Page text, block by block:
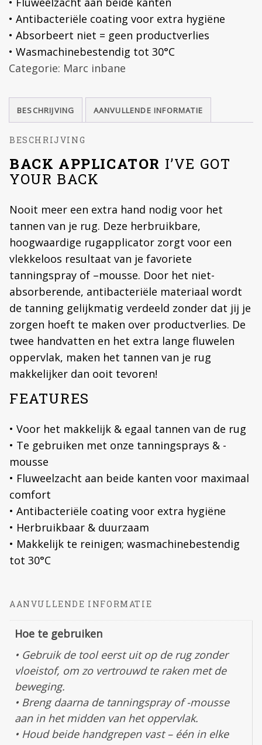
• Antibacteriële coating voor extra hygiëne
• Absorbeert niet = geen productverlies
• Wasmachinebestendig tot 30°C
Categorie: Marc inbane
BESCHRIJVING AANVULLENDE INFORMATIE
BESCHRIJVING
BACK APPLICATOR I’VE GOT
YOUR BACK
Nooit meer een extra hand nodig voor het
tannen van je rug. Deze herbruikbare,
hoogwaardige rugapplicator zorgt voor een
vlekkeloos resultaat van je favoriete
tanningspray of –mousse. Door het niet-
absorberende, antibacteriële materiaal wordt
de tanning gelijkmatig verdeeld zonder dat jij je
zorgen hoeft te maken over productverlies. De
twee handvatten en het extra lange fluwelen
oppervlak, maken het tannen van je rug
makkelijker dan ooit tevoren!
FEATURES
• Voor het makkelijk & egaal tannen van de rug
• Te gebruiken met onze tanningsprays & -
mousse
• Fluweelzacht aan beide kanten voor maximaal
comfort
• Antibacteriële coating voor extra hygiëne
• Herbruikbaar & duurzaam
• Makkelijk te reinigen; wasmachinebestendig
tot 30°C
AANVULLENDE INFORMATIE
Hoe te gebruiken
• Gebruik de tool eerst uit op de rug zonder
vloeistof, om zo vertrouwd te raken met de
beweging.
• Breng daarna de tanningspray of -mousse
aan in het midden van het oppervlak.
• Houd beide handgrepen vast – één in elke